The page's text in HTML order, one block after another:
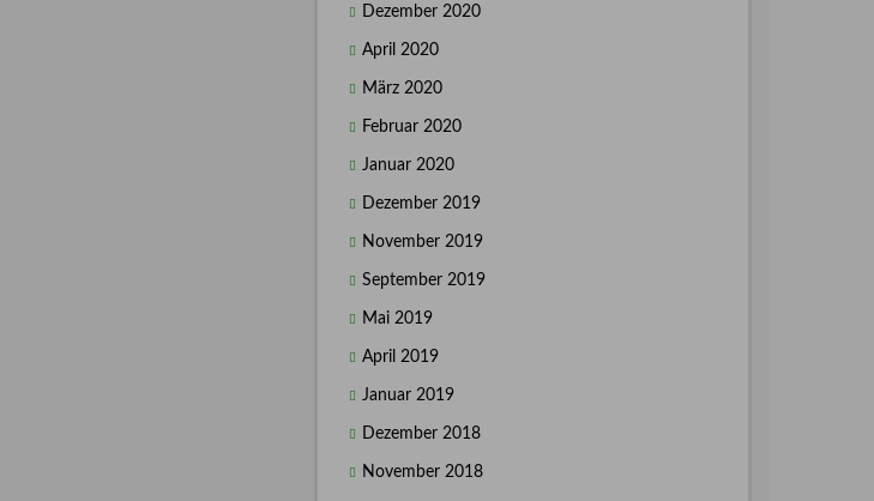
Dezember 2020
April 2020
März 2020
Februar 2020
Januar 2020
Dezember 2019
November 2019
September 2019
Mai 2019
April 2019
Januar 2019
Dezember 2018
November 2018